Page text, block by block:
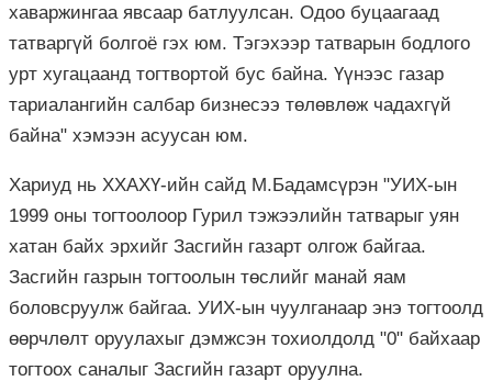
хаваржингаа явсаар батлуулсан. Одоо буцаагаад
татваргүй болгоё гэх юм. Тэгэхээр татварын бодлого
урт хугацаанд тогтвортой бус байна. Үүнээс газар
тариалангийн салбар бизнесээ төлөвлөж чадахгүй
байна" хэмээн асуусан юм.
Хариуд нь ХХАХҮ-ийн сайд М.Бадамсүрэн "УИХ-ын
1999 оны тогтоолоор Гурил тэжээлийн татварыг уян
хатан байх эрхийг Засгийн газарт олгож байгаа.
Засгийн газрын тогтоолын төслийг манай яам
боловсруулж байгаа. УИХ-ын чуулганаар энэ тогтоолд
өөрчлөлт оруулахыг дэмжсэн тохиолдолд "0" байхаар
тогтоох саналыг Засгийн газарт оруулна.